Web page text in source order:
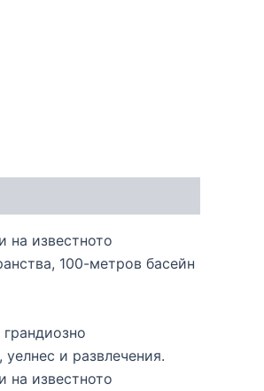
на известното
100-метров басейн
и развлечения.
на известното